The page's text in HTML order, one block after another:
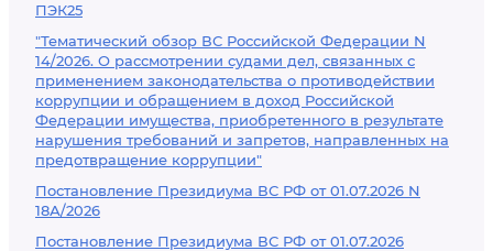
ПЭК25
"Тематический обзор ВС Российской Федерации N
14/2026. О рассмотрении судами дел, связанных с
применением законодательства о противодействии
коррупции и обращением в доход Российской
Федерации имущества, приобретенного в результате
нарушения требований и запретов, направленных на
предотвращение коррупции"
Постановление Президиума ВС РФ от 01.07.2026 N
18А/2026
Постановление Президиума ВС РФ от 01.07.2026